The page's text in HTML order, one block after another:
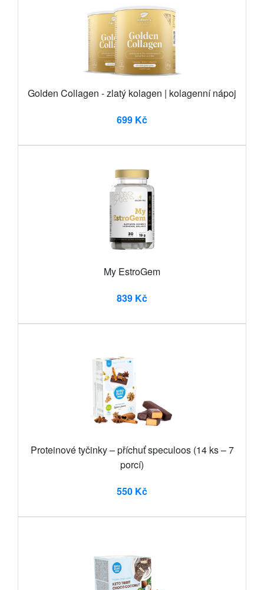
Golden Collagen - zlatý kolagen | kolagenní nápoj
699 Kč
My EstroGem
839 Kč
Proteinové tyčinky – příchuť speculoos (14 ks – 7
porcí)
550 Kč